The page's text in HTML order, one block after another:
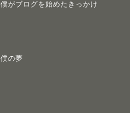
僕がブログを始めたきっかけ
僕の夢